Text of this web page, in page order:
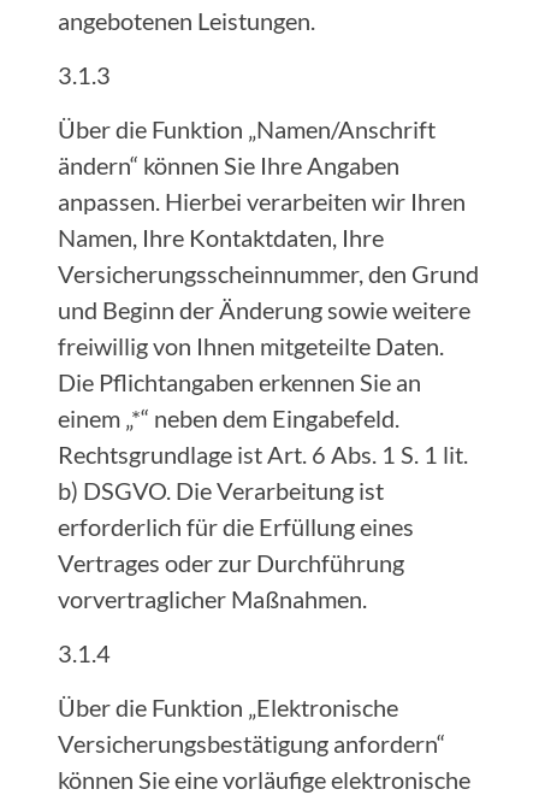
angebotenen Leistungen.
3.1.3
Über die Funktion „Namen/Anschrift
ändern“ können Sie Ihre Angaben
anpassen. Hierbei verarbeiten wir Ihren
Namen, Ihre Kontaktdaten, Ihre
Versicherungsscheinnummer, den Grund
und Beginn der Änderung sowie weitere
freiwillig von Ihnen mitgeteilte Daten.
Die Pflichtangaben erkennen Sie an
einem „*“ neben dem Eingabefeld.
Rechtsgrundlage ist Art. 6 Abs. 1 S. 1 lit.
b) DSGVO. Die Verarbeitung ist
erforderlich für die Erfüllung eines
Vertrages oder zur Durchführung
vorvertraglicher Maßnahmen.
3.1.4
Über die Funktion „Elektronische
Versicherungsbestätigung anfordern“
können Sie eine vorläufige elektronische